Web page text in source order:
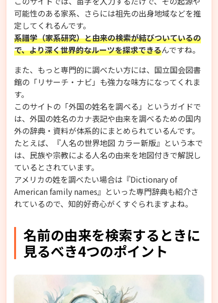
可能性のある家系、さらには祖先の出身地域などを推
定してくれるんです。
系譜学（家系研究）と由来の検索が結びついているの
で、より深く世界的なルーツを探求できるんですね。
また、もっと専門的に調べたい方には、国立国会図書
館の「リサーチ・ナビ」も強力な味方になってくれま
す。
このサイトの「外国の姓名を調べる」というガイドで
は、外国の姓名のカナ表記や由来を調べるための国内
外の辞典・資料が体系的にまとめられているんです。
たとえば、『人名の世界地図 カラー新版』という本で
は、民族や宗教による人名の由来を地図付きで解説し
ているとされています。
アメリカの姓を調べたい場合は『Dictionary of
American family names』といった専門辞典も紹介さ
れているので、知的好奇心がくすぐられますよね。
名前の由来を検索するときに
見るべき4つのポイント